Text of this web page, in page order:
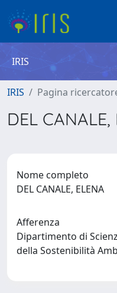
IRIS
IRIS Pagina
DEL CANALE,
Nome completo
DEL CANALE, ELENA
Afferenza
Dipartimento di
della Sostenibilità